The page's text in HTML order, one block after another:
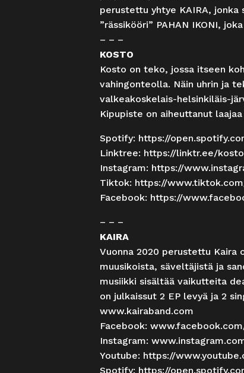
perustettu yhtye KAIRA,
”rässikööri” PAHAN IKONI,
– – –
KOSTO
Kosto on teko, jossa itseen
vahingonteolla. Näin uhrin ja
valkeakoskelais-helsinkiläis-
Kipupiste on aiheuttanut
Spotify: https://
Linktree: https://linktr.ee/
Instagram: https://
Tiktok: https://
Facebook: https://
– – –
KAIRA
Vuonna 2020 perustettu
muusikoista, säveltäjistä ja
musiikki sisältää vaikutteita
on julkaissut 2 EP levyä ja 2
www.kairaband.com
Facebook:
Instagram:
Youtube: https://www.youtube.
Spotify: https://open.spotify.